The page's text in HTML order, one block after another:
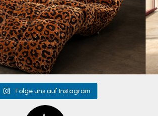
Folge uns auf Instagram